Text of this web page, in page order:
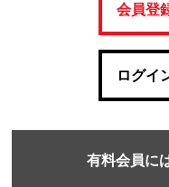
会員登
ログイ
有料会員に